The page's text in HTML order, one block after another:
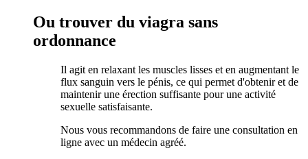
Ou trouver du viagra sans
ordonnance
Il agit en relaxant les muscles lisses et en augmentant le
flux sanguin vers le pénis, ce qui permet d'obtenir et de
maintenir une érection suffisante pour une activité
sexuelle satisfaisante.
Nous vous recommandons de faire une consultation en
ligne avec un médecin agréé.